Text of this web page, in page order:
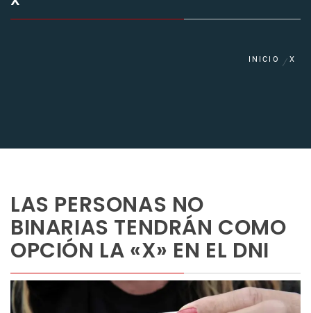
INICIO X
LAS PERSONAS NO
BINARIAS TENDRÁN COMO
OPCIÓN LA «X» EN EL DNI